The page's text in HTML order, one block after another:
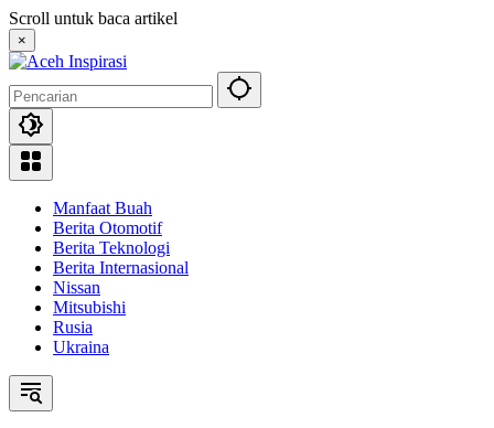
Langsung
ke
konten
Scroll untuk baca artikel
×
Manfaat Buah
Berita Otomotif
Berita Teknologi
Berita Internasional
Nissan
Mitsubishi
Rusia
Ukraina